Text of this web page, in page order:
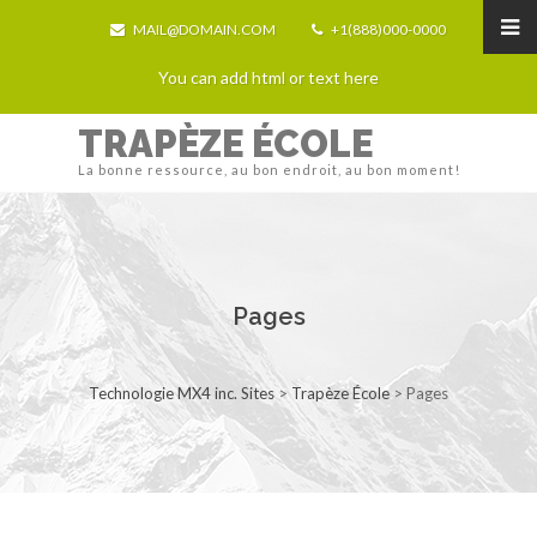
MAIL@DOMAIN.COM +1(888)000-0000
You can add html or text here
TRAPÈZE ÉCOLE
La bonne ressource, au bon endroit, au bon moment!
Pages
Technologie MX4 inc. Sites >Trapèze École > Pages